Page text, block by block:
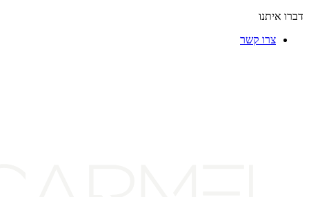
קשר